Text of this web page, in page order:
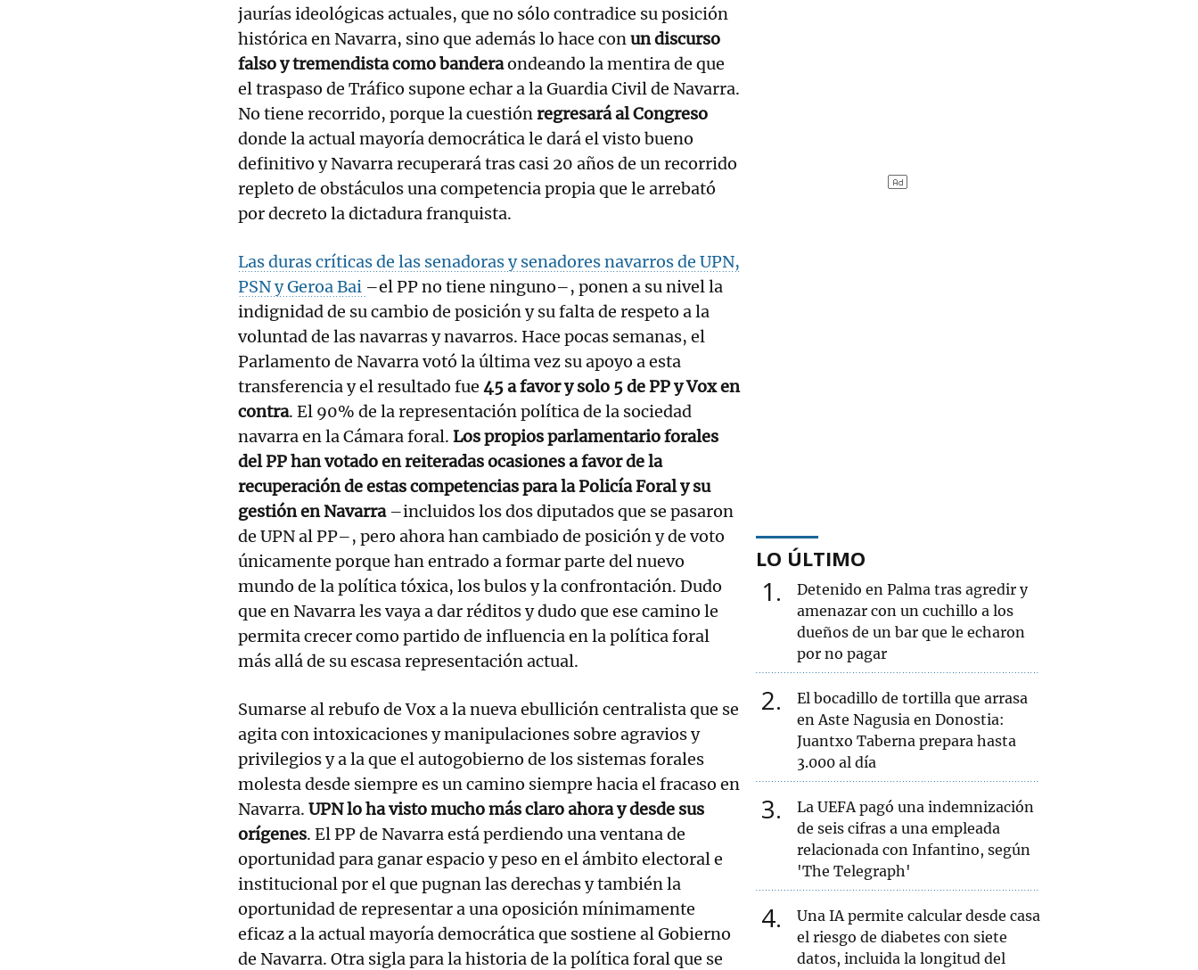
jaurías ideológicas actuales, que no sólo contradice su posición
histórica en Navarra, sino que además lo hace conun discurso
falso y tremendista como banderaondeando la mentira de que
el traspaso de Tráfico supone echar a la Guardia Civil de Navarra.
No tiene recorrido, porque la cuestiónregresará al Congreso
donde la actual mayoría democrática le dará el visto bueno
definitivo y Navarra recuperará tras casi 20 años de un recorrido
repleto de obstáculos una competencia propia que le arrebató
por decreto la dictadura franquista.
Las duras críticas de las senadoras y senadores navarros de UPN,
PSN y Geroa Bai –el PP no tiene ninguno–, ponen a su nivel la
indignidad de su cambio de posición y su falta de respeto a la
voluntad de las navarras y navarros. Hace pocas semanas, el
Parlamento de Navarra votó la última vez su apoyo a esta
transferencia y el resultado fue 45 a favor y solo 5 de PP y Vox en
contra. El 90% de la representación política de la sociedad
navarra en la Cámara foral. Los propios parlamentario forales
del PP han votado en reiteradas ocasiones a favor de la
recuperación de estas competencias para la Policía Foral y su
gestión en Navarra–incluidos los dos diputados que se pasaron
de UPN al PP–, pero ahora han cambiado de posición y de voto
únicamente porque han entrado a formar parte del nuevo
mundo de la política tóxica, los bulos y la confrontación. Dudo
que en Navarra les vaya a dar réditos y dudo que ese camino le
permita crecer como partido de influencia en la política foral
más allá de su escasa representación actual.
Sumarse al rebufo de Vox a la nueva ebullición centralista que se
agita con intoxicaciones y manipulaciones sobre agravios y
privilegios y a la que el autogobierno de los sistemas forales
molesta desde siempre es un camino siempre hacia el fracaso en
Navarra. UPN lo ha visto mucho más claro ahora y desde sus
orígenes. El PP de Navarra está perdiendo una ventana de
oportunidad para ganar espacio y peso en el ámbito electoral e
institucional por el que pugnan las derechas y también la
oportunidad de representar a una oposición mínimamente
eficaz a la actual mayoría democrática que sostiene al Gobierno
de Navarra. Otra sigla para la historia de la política foral que se
LO ÚLTIMO
1
Detenido en Palma tras agredir y
amenazar con un cuchillo a los
dueños de un bar que le echaron
por no pagar
2
El bocadillo de tortilla que arrasa
en Aste Nagusia en Donostia:
Juantxo Taberna prepara hasta
3.000 al día
3
La UEFA pagó una indemnización
de seis cifras a una empleada
relacionada con Infantino, según
'The Telegraph'
4
Una IA permite calcular desde casa
el riesgo de diabetes con siete
datos, incluida la longitud del